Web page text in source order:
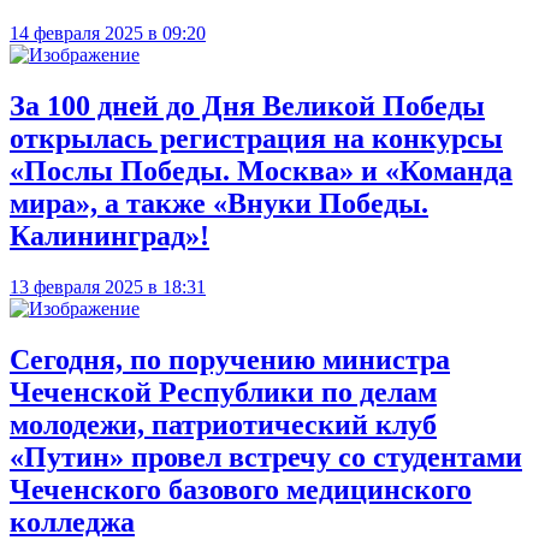
14 февраля 2025 в 09:20
За 100 дней до Дня Великой Победы
открылась регистрация на конкурсы
«Послы Победы. Москва» и «Команда
мира», а также «Внуки Победы.
Калининград»!
13 февраля 2025 в 18:31
Сегодня, по поручению министра
Чеченской Республики по делам
молодежи, патриотический клуб
«Путин» провел встречу со студентами
Чеченского базового медицинского
колледжа